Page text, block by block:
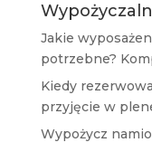
Jakie
potrzebne?
Kiedy
przyjęcie w
Wypożycz